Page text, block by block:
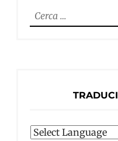
Ricerca
per: